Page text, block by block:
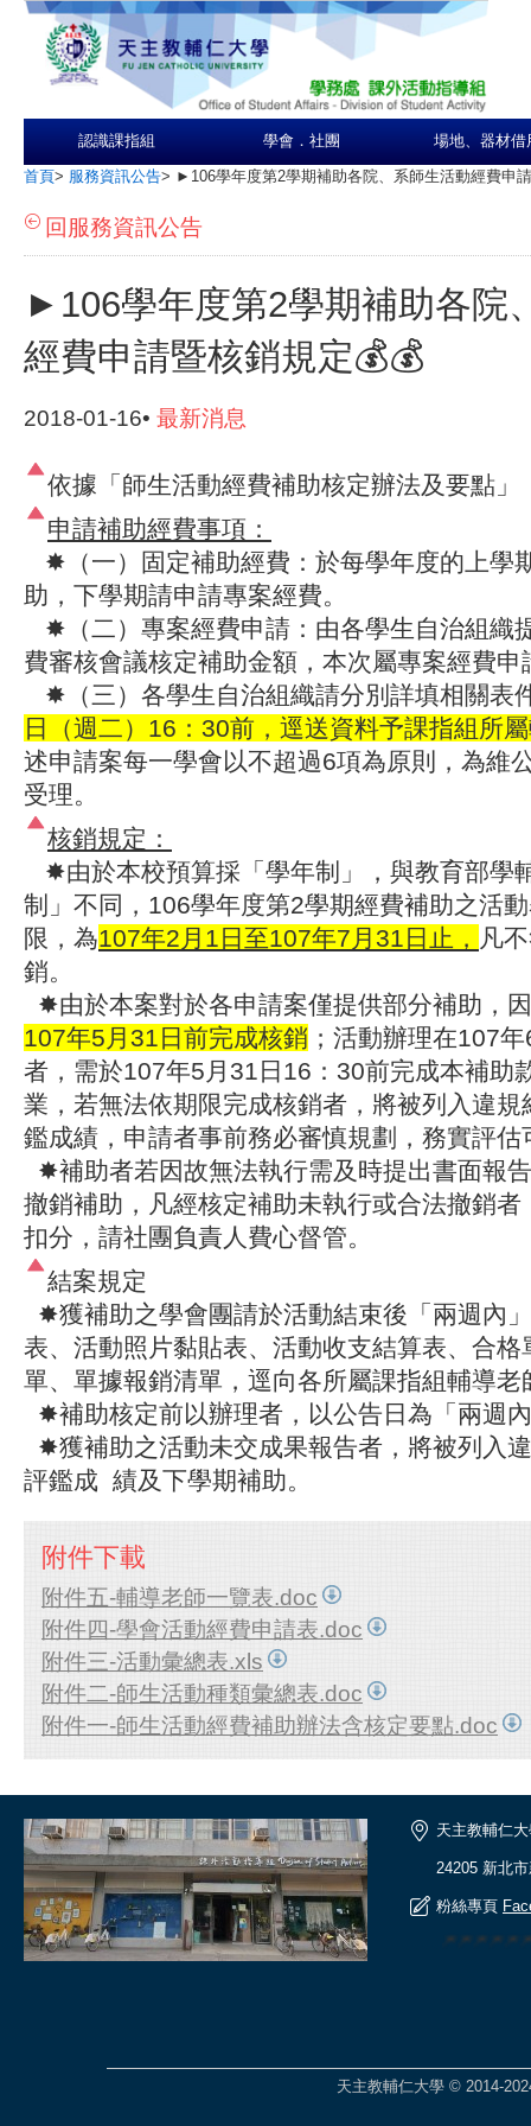
認識課指組 學會．社團 場地、器材借
首頁> 服務資訊公告> ►106學年度第2學期補助各院、系師生活動經費申
回服務資訊公告
►106學年度第2學期補助各院
經費申請暨核銷規定💰💰
2018-01-16• 最新消息
依據「 師生活動經費補助核定辦法及要點
申請補助經費事項：
✸（一）固定補助經費：於每學年度的上學
助，下學期請申請專案經費。
✸（二）專案經費申請：由各學生自治組織
費審核會議核定補助金額，本次屬專案經費申
✸（三） 各學生 自治組織請分別 詳填相關表
日
（週二） 16 ： 30前 ， 逕送資料予課指組 所屬
述申請案每一學會以不超過6項為原則 ， 為維
受理。
核銷規定：
✸由於本校預算採「學年制」，與教育部學
制」不同，106學年度第2學期經費補助之活
限，為107年2月1日至107年7月31日止， 凡
銷。
✸由於本案對於各申請案僅提供部分補助，
107年5月31日前完成核銷 ；活動辦理在107
者，需於107年5月31日16：30前完成本補助
業，若無法依期限完成核銷者，將被列入違規
鑑成績，申請者事前務必審慎規劃，務實評估
✸補助者若因故無法執行需及時提出書面報
撤銷補助，凡經核定補助未執行或合法撤銷者
扣分，請社團負責人費心督管。
結案規定
✸獲補助之學會團請於活動結束後「兩週內
表、活動照片黏貼表、活動收支結算表、合格
單、單據報銷清單，逕向各所屬課指組輔導老
✸補助核定前以辦理者，以公告日為「兩週
✸獲補助之活動未交成果報告者，將被列入
評鑑成 績及下學期補助。
附件下載
附件五-輔導老師一覽表.doc
附件四-學會活動經費申請表.doc
附件三-活動彙總表.xls
附件二-師生活動種類彙總表.doc
附件一-師生活動經費補助辦法含核定要點.doc
天主教輔仁
24205 新北
粉絲專頁
天主教輔仁大學 © 2014-